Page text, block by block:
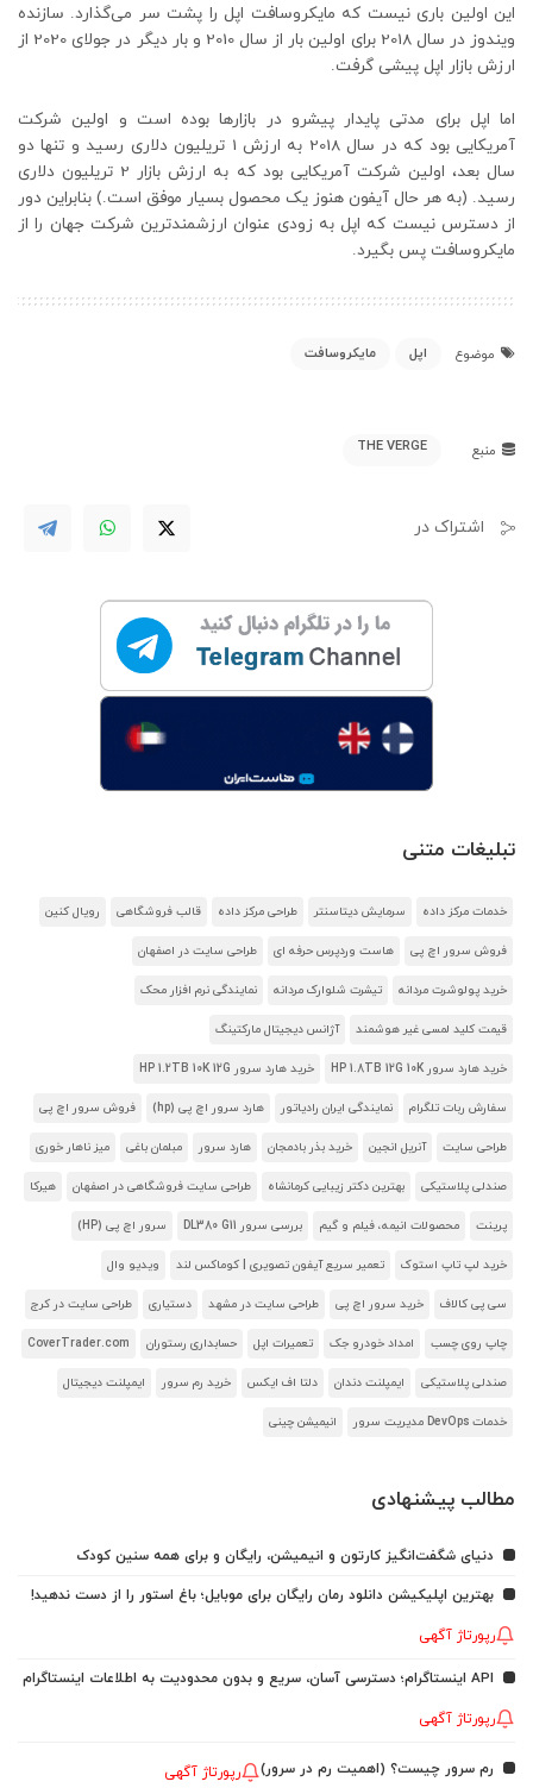
این اولین باری نیست که مایکروسافت اپل را پشت سر می‌گذارد. سازنده
ویندوز در سال 2018 برای اولین بار از سال 2010 و بار دیگر در جولای 2020 از
ارزش بازار اپل پیشی گرفت.
اما اپل برای مدتی پایدار پیشرو در بازارها بوده است و اولین شرکت
آمریکایی بود که در سال 2018 به ارزش 1 تریلیون دلاری رسید و تنها دو
سال بعد، اولین شرکت آمریکایی بود که به ارزش بازار 2 تریلیون دلاری
رسید. (به هر حال آیفون هنوز یک محصول بسیار موفق است.) بنابراین دور
از دسترس نیست که اپل به زودی عنوان ارزشمندترین شرکت جهان را از
مایکروسافت پس بگیرد.
موضوع اپل مایکروسافت
منبع THE VERGE
اشتراک در
تبلیغات متنی
خدمات مرکز داده سرمایش دیتاسنتر طراحی مرکز داده قالب فروشگاهی رویال کنین
فروش سرور اچ پی هاست وردپرس حرفه ای طراحی سایت در اصفهان
خرید پولوشرت مردانه تیشرت شلوارک مردانه نمایندگی نرم افزار محک
قیمت کلید لمسی غیر هوشمند آژانس دیجیتال مارکتینگ
خرید هارد سرور HP 1.8TB 12G 10K خرید هارد سرور HP 1.2TB 10K 12G
سفارش ربات تلگرام نمایندگی ایران رادیاتور هارد سرور اچ پی (hp) فروش سرور اچ پی
طراحی سایت آنریل انجین خرید بذر بادمجان هارد سرور مبلمان باغی میز ناهار خوری
صندلی پلاستیکی بهترین دکتر زیبایی کرمانشاه طراحی سایت فروشگاهی در اصفهان هیرکا
پرینت محصولات انیمه، فیلم و گیم بررسی سرور DL380 G11 سرور اچ پی (HP)
خرید لپ تاپ استوک تعمیر سریع آیفون تصویری | کوماکس لند ویدیو وال
سی پی کالاف خرید سرور اچ پی طراحی سایت در مشهد دستیاری طراحی سایت در کرج
چاپ روی چسب امداد خودرو جک تعمیرات اپل حسابداری رستوران CoverTrader.com
صندلی پلاستیکی ایمپلنت دندان دلتا اف ایکس خرید رم سرور ایمپلنت دیجیتال
خدمات DevOps مدیریت سرور انیمیشن چینی
مطالب پیشنهادی
دنیای شگفت‌انگیز کارتون و انیمیشن، رایگان و برای همه سنین کودک
بهترین اپلیکیشن دانلود رمان رایگان برای موبایل؛ باغ استور را از دست ندهید!
رپورتاژ آگهی
API اینستاگرام؛ دسترسی آسان، سریع و بدون محدودیت به اطلاعات اینستاگرام
رپورتاژ آگهی
رم سرور چیست؟ (اهمیت رم در سرور) رپورتاژ آگهی